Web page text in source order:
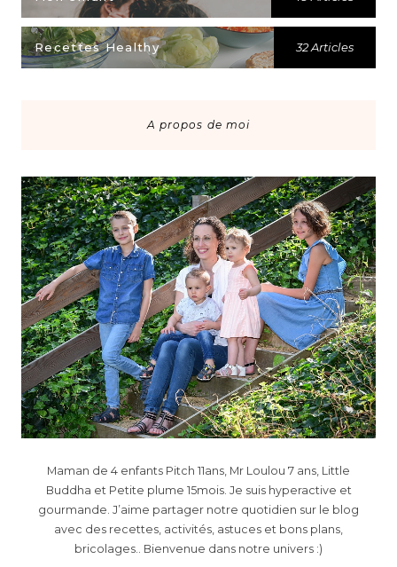
Recettes Healthy 32 Articles
A propos de moi
Maman de 4 enfants Pitch 11ans, Mr Loulou 7 ans, Little
Buddha et Petite plume 15mois. Je suis hyperactive et
gourmande. J’aime partager notre quotidien sur le blog
avec des recettes, activités, astuces et bons plans,
bricolages.. Bienvenue dans notre univers :)